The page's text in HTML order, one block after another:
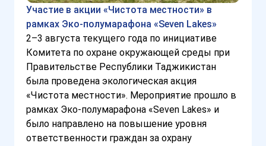
Участие в акции «Чистота местности» в
рамках Эко-полумарафона «Seven Lakes»
2–3 августа текущего года по инициативе
Комитета по охране окружающей среды при
Правительстве Республики Таджикистан
была проведена экологическая акция
«Чистота местности». Мероприятие прошло в
рамках Эко-полумарафона «Seven Lakes» и
было направлено на повышение уровня
ответственности граждан за охрану